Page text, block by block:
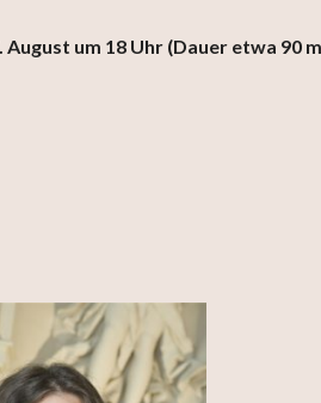
um 18 Uhr (Dauer etwa 90